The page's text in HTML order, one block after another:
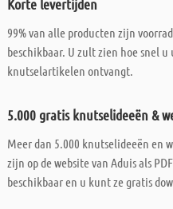
Korte levertijden
99% van alle producten zijn
beschikbaar. U zult zien hoe snel u
knutselartikelen ontvangt.
5.000 gratis knutselideeën &
Meer dan 5.000 knutselideeën en
zijn op de website van Aduis als
beschikbaar en u kunt ze gratis